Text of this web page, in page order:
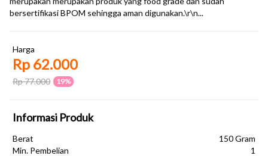
bersertifikasi BPOM sehingga aman digunakan.\r\n...
Harga
Rp 62.000
Rp 77.000 19%
Informasi Produk
Berat
150 Gram
Min. Pembelian
1